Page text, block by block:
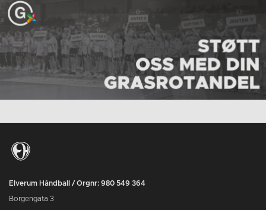
Elverum Håndball / Orgnr: 980 549 364
Borgengata 3